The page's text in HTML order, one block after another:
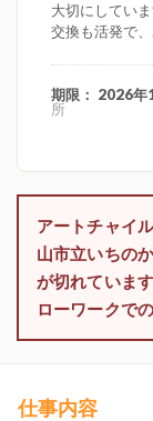
大切にしてい
交換も活発で、
期限： 2026年
所
アートチャイ
山市立いちの
が切れていま
ローワークで
仕事内容